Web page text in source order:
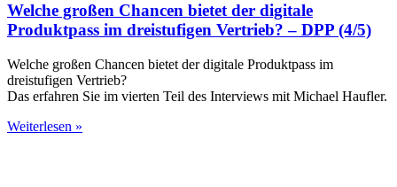
Welche großen Chancen bietet der digitale
Produktpass im dreistufigen Vertrieb? – DPP (4/5)
Welche großen Chancen bietet der digitale Produktpass im
dreistufigen Vertrieb?
Das erfahren Sie im vierten Teil des Interviews mit Michael Haufler.
Weiterlesen »